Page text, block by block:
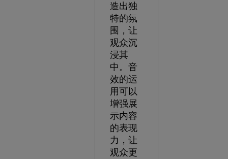
造出独
特的氛
围，让
观众沉
浸其
中。音
效的运
用可以
增强展
示内容
的表现
力，让
观众更